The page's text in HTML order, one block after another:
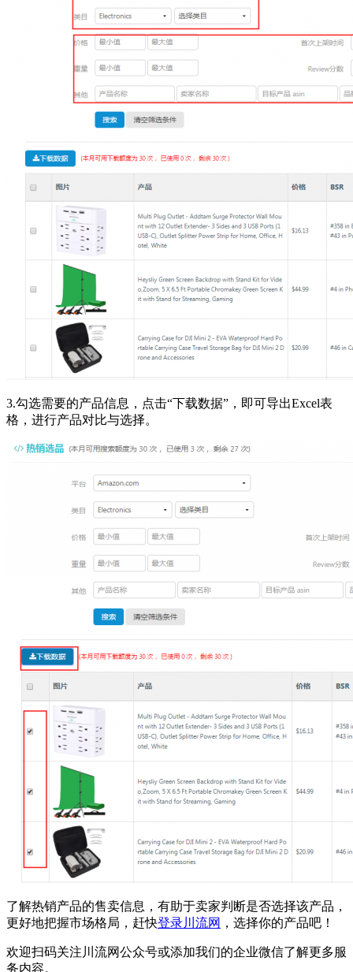
3.勾选需要的产品信息，点击“下载数据”，即可导出Excel表
格，进行产品对比与选择。
了解热销产品的售卖信息，有助于卖家判断是否选择该产品，
更好地把握市场格局，赶快登录川流网 ，选择你的产品吧！
欢迎扫码关注川流网公众号或添加我们的企业微信了解更多服
务内容。